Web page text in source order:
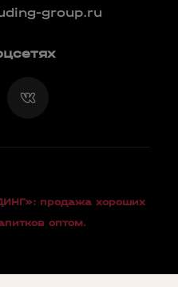
group.ru
продажа хороших
оптом.